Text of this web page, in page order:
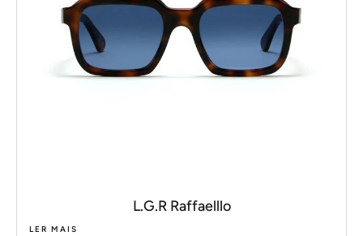
L.G.R Raffaelllo
LER MAIS